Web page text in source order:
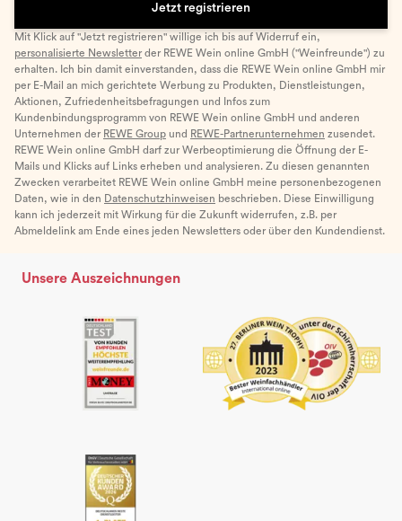
Jetzt registrieren
Mit Klick auf "Jetzt registrieren" willige ich bis auf Widerruf ein,
personalisierte Newsletter der REWE Wein online GmbH ("Weinfreunde") zu
erhalten. Ich bin damit einverstanden, dass die REWE Wein online GmbH mir
per E-Mail an mich gerichtete Werbung zu Produkten, Dienstleistungen,
Aktionen, Zufriedenheitsbefragungen und Infos zum
Kundenbindungsprogramm von REWE Wein online GmbH und anderen
Unternehmen der REWE Group und REWE-Partnerunternehmen zusendet.
REWE Wein online GmbH darf zur Werbeoptimierung die Öffnung der E-
Mails und Klicks auf Links erheben und analysieren. Zu diesen genannten
Zwecken verarbeitet REWE Wein online GmbH meine personenbezogenen
Daten, wie in den Datenschutzhinweisen beschrieben. Diese Einwilligung
kann ich jederzeit mit Wirkung für die Zukunft widerrufen, z.B. per
Abmeldelink am Ende eines jeden Newsletters oder über den Kundendienst.
Unsere Auszeichnungen